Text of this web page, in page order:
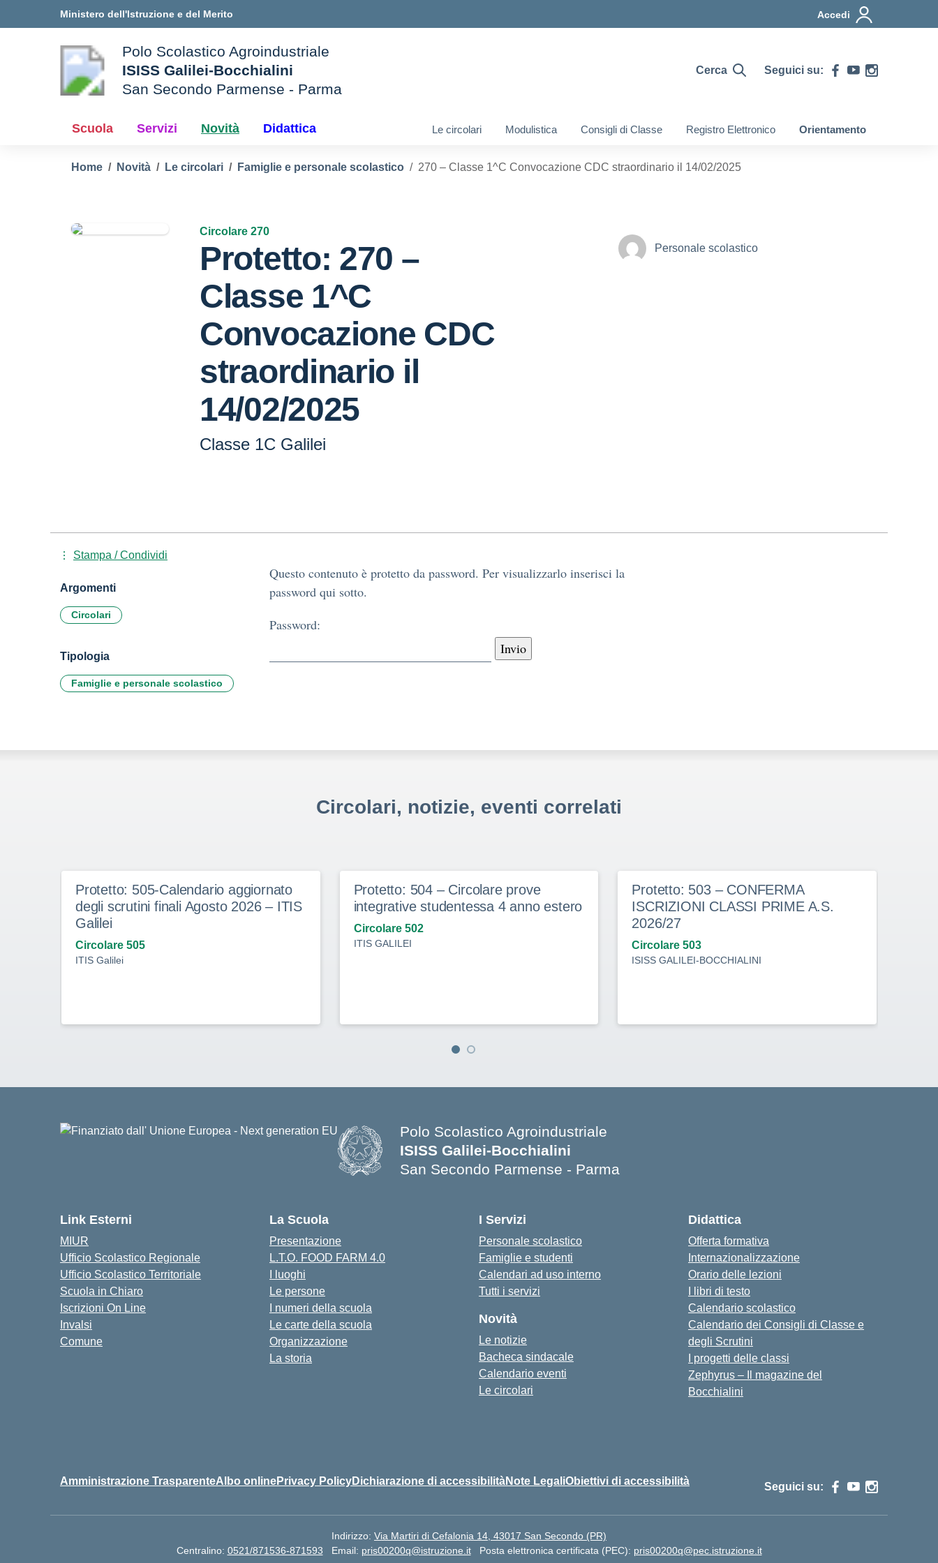
Ministero dell'Istruzione e del Merito Accedi
Polo Scolastico Agroindustriale
ISISS Galilei-Bocchialini
San Secondo Parmense - Parma
Cerca Seguici su:
Scuola Servizi Novità Didattica Le circolari Modulistica Consigli di Classe Registro Elettronico Orientamento
Home Novità Le circolari Famiglie e personale scolastico 270 – Classe 1^C Convocazione CDC straordinario il 14/02/2025
Circolare 270
Protetto: 270 –
Classe 1^C
Convocazione CDC
straordinario il
14/02/2025
Classe 1C Galilei
Personale scolastico
Questo contenuto è protetto da password. Per visualizzarlo inserisci la
password qui sotto.
Password:
Stampa / Condividi
Argomenti
Circolari
Tipologia
Famiglie e personale scolastico
Circolari, notizie, eventi correlati
Protetto: 505-Calendario aggiornato
degli scrutini finali Agosto 2026 – ITIS
Galilei
Circolare 505
ITIS Galilei
Protetto: 504 – Circolare prove
integrative studentessa 4 anno estero
Circolare 502
ITIS GALILEI
Protetto: 503 – CONFERMA
ISCRIZIONI CLASSI PRIME A.S.
2026/27
Circolare 503
ISISS GALILEI-BOCCHIALINI
Polo Scolastico Agroindustriale
ISISS Galilei-Bocchialini
San Secondo Parmense - Parma
Link Esterni
MIUR
Ufficio Scolastico Regionale
Ufficio Scolastico Territoriale
Scuola in Chiaro
Iscrizioni On Line
Invalsi
Comune
La Scuola
Presentazione
L.T.O. FOOD FARM 4.0
I luoghi
Le persone
I numeri della scuola
Le carte della scuola
Organizzazione
La storia
I Servizi
Personale scolastico
Famiglie e studenti
Calendari ad uso interno
Tutti i servizi
Novità
Le notizie
Bacheca sindacale
Calendario eventi
Le circolari
Didattica
Offerta formativa
Internazionalizzazione
Orario delle lezioni
I libri di testo
Calendario scolastico
Calendario dei Consigli di Classe e
degli Scrutini
I progetti delle classi
Zephyrus – Il magazine del
Bocchialini
Amministrazione TrasparenteAlbo onlinePrivacy PolicyDichiarazione di accessibilitàNote LegaliObiettivi di accessibilità Seguici su:
Indirizzo: Via Martiri di Cefalonia 14, 43017 San Secondo (PR)
Centralino: 0521/871536-871593 Email: pris00200q@istruzione.it Posta elettronica certificata (PEC): pris00200q@pec.istruzione.it